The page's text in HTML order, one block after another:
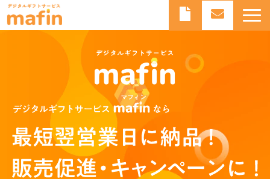
デジタルギフトサービスmafinとは
よくあるご質問
導入事例
お知らせ